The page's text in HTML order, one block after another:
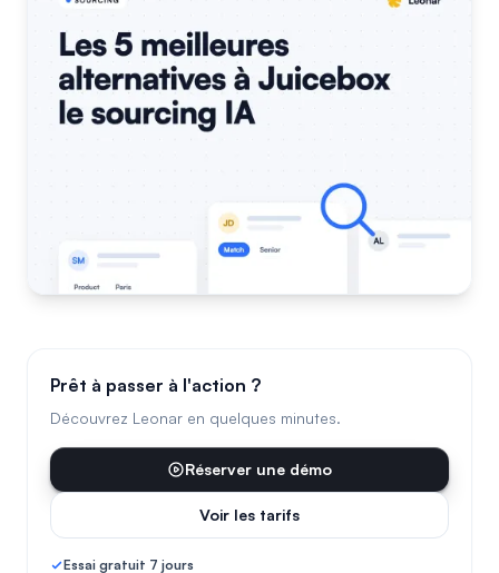
Prêt à passer à l'action ?
Découvrez Leonar en quelques minutes.
Réserver une démo
Voir les tarifs
Essai gratuit 7 jours